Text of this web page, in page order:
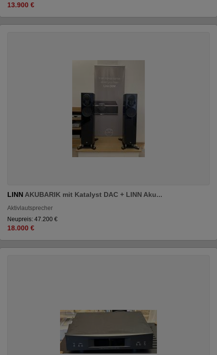
13.900 €
LINN AKUBARIK mit Katalyst DAC + LINN Aku...
Aktivlautsprecher
Neupreis: 47.200 €
18.000 €